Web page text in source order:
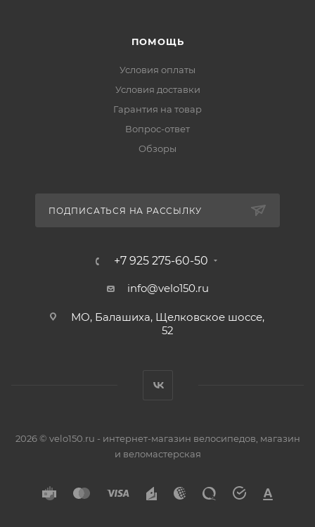
ПОМОЩЬ
Условия оплаты
Условия доставки
Гарантия на товар
Вопрос-ответ
Обзоры
ПОДПИСАТЬСЯ НА РАССЫЛКУ
+7 925 275-60-50
info@velo150.ru
МО, Балашиха, Щелковское шоссе,
52
2026 © velo150.ru - интернет-магазин велосипедов, магазин
и веломастерская